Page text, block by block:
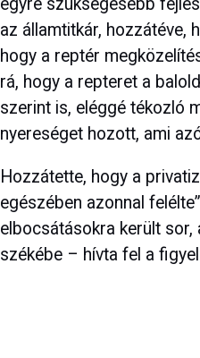
az államtitkár, hozzátéve,
hogy a reptér
rá, hogy a repteret a
szerint is, eléggé tékozló
nyereséget hozott, ami
Hozzátette, hogy a
egészében azonnal
elbocsátásokra került
székébe – hívta fel a